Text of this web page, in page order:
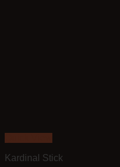
Kardinal Stick